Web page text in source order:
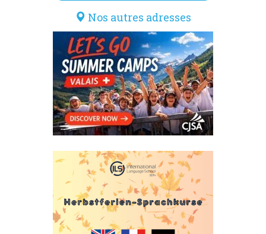
Nos autres adresses